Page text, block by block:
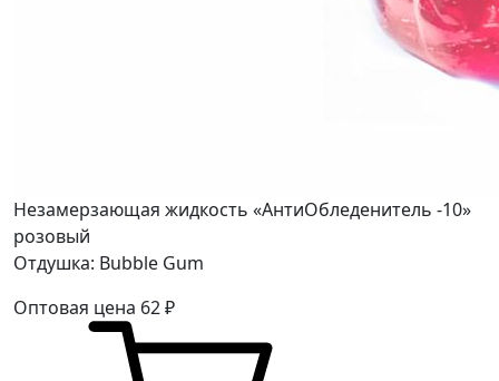
Незамерзающая жидкость «АнтиОбледенитель -10»
розовый
Отдушка: Bubble Gum
Оптовая цена 62₽